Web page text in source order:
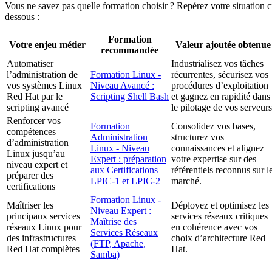
Vous ne savez pas quelle formation choisir ? Repérez votre situation
dessous :
Votre enjeu métier
Formation
recommandée
Valeur ajoutée obtenue
Automatiser
l’administration de
vos systèmes Linux
Red Hat par le
scripting avancé
Formation Linux -
Niveau Avancé :
Scripting Shell Bash
Industrialisez vos tâches
récurrentes, sécurisez vos
procédures d’exploitation
et gagnez en rapidité dans
le pilotage de vos
Renforcer vos
compétences
d’administration
Linux jusqu’au
niveau expert et
préparer des
certifications
Formation
Administration
Linux - Niveau
Expert : préparation
aux Certifications
LPIC-1 et LPIC-2
Consolidez vos bases,
structurez vos
connaissances et alignez
votre expertise sur des
référentiels reconnus sur
marché.
Maîtriser les
principaux services
réseaux Linux pour
des infrastructures
Red Hat complètes
Formation Linux -
Niveau Expert :
Maîtrise des
Services Réseaux
(FTP, Apache,
Samba)
Déployez et optimisez les
services réseaux critiques
en cohérence avec vos
choix d’architecture Red
Hat.